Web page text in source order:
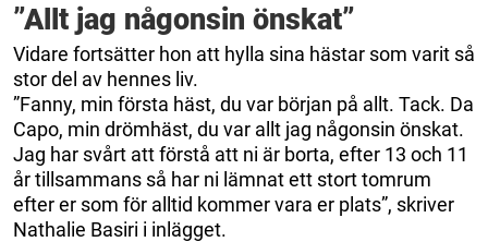
”Allt jag någonsin önskat”
Vidare fortsätter hon att hylla sina hästar som varit så
stor del av hennes liv.
”Fanny, min första häst, du var början på allt. Tack. Da
Capo, min drömhäst, du var allt jag någonsin önskat.
Jag har svårt att förstå att ni är borta, efter 13 och 11
år tillsammans så har ni lämnat ett stort tomrum
efter er som för alltid kommer vara er plats”, skriver
Nathalie Basiri i inlägget.